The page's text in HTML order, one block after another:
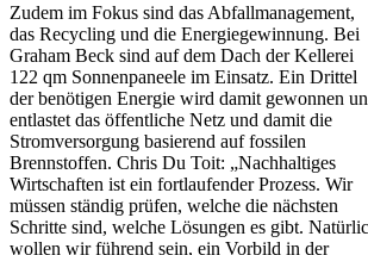
Zudem im Fokus sind das Abfallmanagement,
das Recycling und die Energiegewinnung. Bei
Graham Beck sind auf dem Dach der Kellerei
122 qm Sonnenpaneele im Einsatz. Ein Drittel
der benötigen Energie wird damit gewonnen
entlastet das öffentliche Netz und damit die
Stromversorgung basierend auf fossilen
Brennstoffen. Chris Du Toit: „Nachhaltiges
Wirtschaften ist ein fortlaufender Prozess. Wir
müssen ständig prüfen, welche die nächsten
Schritte sind, welche Lösungen es gibt.
wollen wir führend sein, ein Vorbild in der